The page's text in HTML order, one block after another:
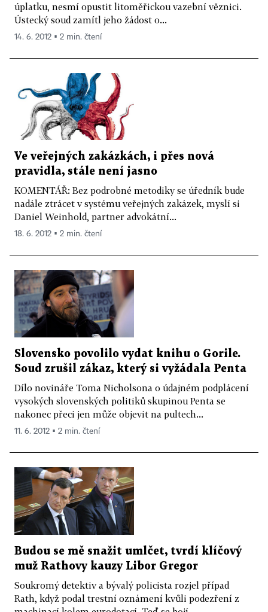
úplatku, nesmí opustit litoměřickou vazební věznici.
Ústecký soud zamítl jeho žádost o...
14. 6. 2012 ▪ 2 min. čtení
Ve veřejných zakázkách, i přes nová
pravidla, stále není jasno
KOMENTÁŘ: Bez podrobné metodiky se úředník bude
nadále ztrácet v systému veřejných zakázek, myslí si
Daniel Weinhold, partner advokátní...
18. 6. 2012 ▪ 2 min. čtení
Slovensko povolilo vydat knihu o Gorile.
Soud zrušil zákaz, který si vyžádala Penta
Dílo novináře Toma Nicholsona o údajném podplácení
vysokých slovenských politiků skupinou Penta se
nakonec přeci jen může objevit na pultech...
11. 6. 2012 ▪ 2 min. čtení
Budou se mě snažit umlčet, tvrdí klíčový
muž Rathovy kauzy Libor Gregor
Soukromý detektiv a bývalý policista rozjel případ
Rath, když podal trestní oznámení kvůli podezření z